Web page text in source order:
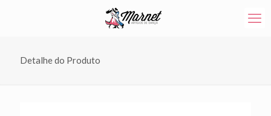
Detalhe do Produto